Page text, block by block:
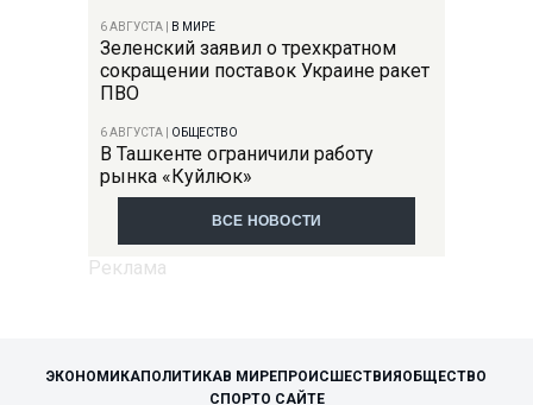
6 АВГУСТА В МИРЕ
Зеленский заявил о трехкратном
сокращении поставок Украине ракет
ПВО
6 АВГУСТА ОБЩЕСТВО
В Ташкенте ограничили работу
рынка «Куйлюк»
ВСЕ НОВОСТИ
ЭКОНОМИКАПОЛИТИКАВ МИРЕПРОИСШЕСТВИЯОБЩЕСТВО
СПОРТО САЙТЕ